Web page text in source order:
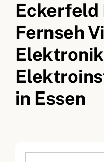
Fliesenrechner
Handwerker
Wir über uns
Eckerfeld
Fernseh
in Essen